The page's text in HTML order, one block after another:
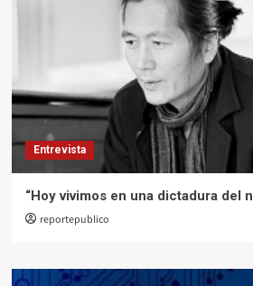
Entrevista
“Hoy vivimos en una dictadura del
reportepublico